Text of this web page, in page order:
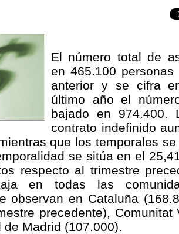
El número total de
en 465.100
anterior y se cifra
último año el
bajado en 974.400.
contrato indefinido
que los temporales
se sitúa en el
respecto al trimestre
en todas las
observan en Cataluña
precedente), Comunitat
de Madrid (107.000).